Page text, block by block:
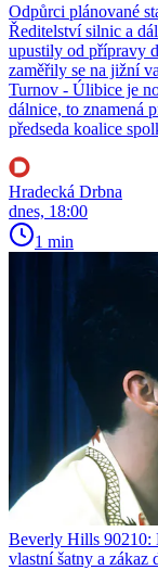
Odpůrci plánované
Ředitelství silnic a
upustily od přípravy
zaměřily se na jižní
Turnov - Úlibice je
dálnice, to znamená
předseda koalice
Hradecká Drbna
dnes, 18:00
1 min
Beverly Hills 90210:
vlastní šatny a zákaz